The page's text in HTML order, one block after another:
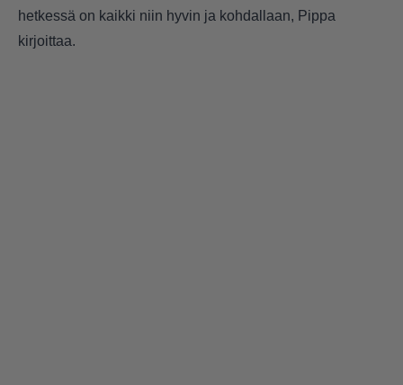
hetkessä on kaikki niin hyvin ja kohdallaan, Pippa
kirjoittaa.